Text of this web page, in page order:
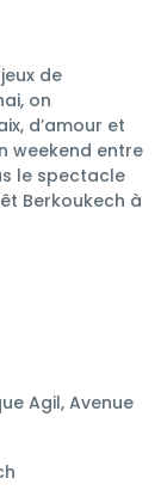
de
on
d’amour et
weekend entre
le spectacle
Agil, Avenue